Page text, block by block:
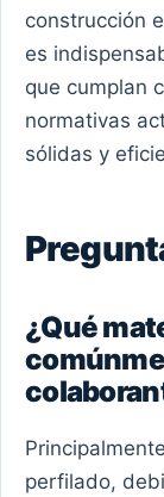
construcción
es
que cumplan
normativas
sólidas y
¿Qué
perfilado,